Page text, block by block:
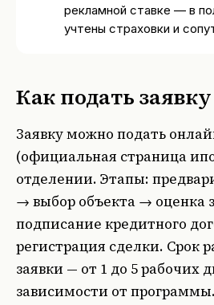
рекламной ставке — в
учтены страховки и
Как подать заявку
Заявку можно подать
(официальная страница
отделении. Этапы:
→ выбор объекта → оценка
подписание кредитного
регистрация сделки. Срок
заявки — от 1 до 5 рабочих
зависимости от программы.